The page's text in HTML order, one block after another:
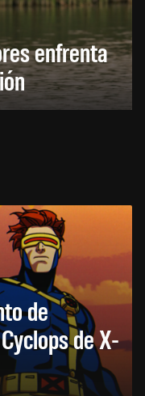
enfrenta
de
de X-